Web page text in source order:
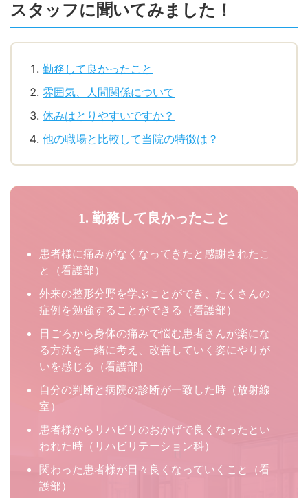
スタッフに聞いてみました！
勤務して良かったこと
雰囲気、人間関係について
休みはとりやすいですか？
他の職場と比較して当院の特徴は？
1. 勤務して良かったこと
患者様に痛みがなくなってきたと感謝されたこ
と（看護部）
外来の整形分野を学ぶことができ、たくさんの
症例を勉強することができる（看護部）
日ごろから身体の痛みで悩む患者さんが楽にな
る方法を一緒に考え、改善していく姿にやりが
いを感じる（看護部）
自分の判断と病院の診断が一致した時（放射線
室）
患者様からリハビリのおかげで良くなったとい
われた時（リハビリテーション科）
関わった患者様が日々良くなっていくこと（看
護部）